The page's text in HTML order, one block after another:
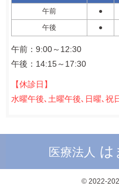
午前 ●
午後
●
午前：9:00～12:30
午後：14:15～17:30
【休診日】
水曜午後､土曜午後､日曜､祝
医療法人 は
© 2022-